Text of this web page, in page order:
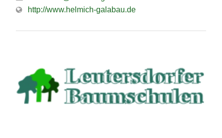
http://www.helmich-galabau.de